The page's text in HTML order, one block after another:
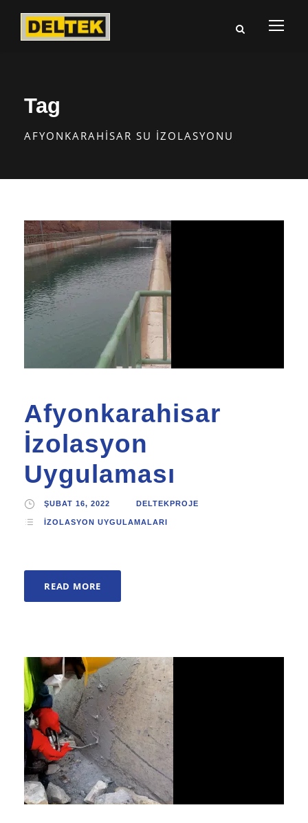
Tag
AFYONKARAHISAR SU İZOLASYONU
Afyonkarahisar
İzolasyon
Uygulaması
ŞUBAT 16, 2022 DELTEKPROJE
İZOLASYON UYGULAMALARI
READ MORE